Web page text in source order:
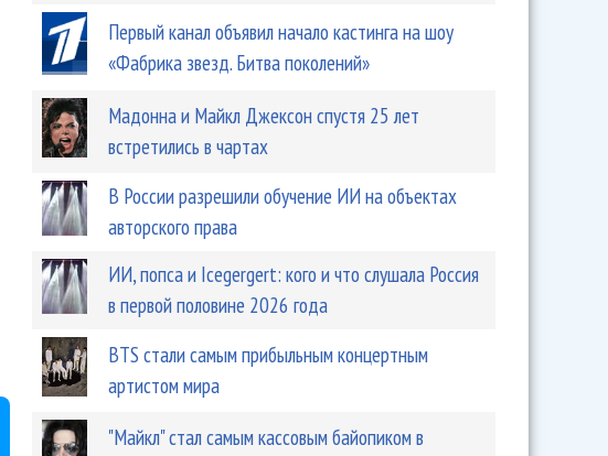
Первый канал объявил начало кастинга на шоу
«Фабрика звезд. Битва поколений»
Мадонна и Майкл Джексон спустя 25 лет
встретились в чартах
В России разрешили обучение ИИ на объектах
авторского права
ИИ, попса и Icegergert: кого и что слушала Россия
в первой половине 2026 года
BTS стали самым прибыльным концертным
артистом мира
"Майкл" стал самым кассовым байопиком в